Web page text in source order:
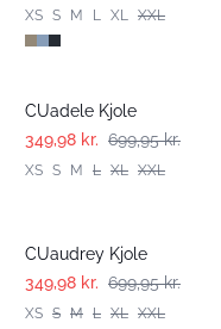
XS S M L XL XXL
CUadele Kjole
349,98 kr. 699,95 kr.
XS S M L XL XXL
CUaudrey Kjole
349,98 kr. 699,95 kr.
XS S M L XL XXL